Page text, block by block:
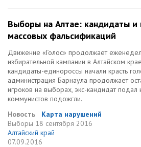
Выборы на Алтае: кандидаты и
массовых фальсификаций
Движение «Голос» продолжает
избирательной кампании в Алтайском
кандидаты-единороссы начали красть
администрация Барнаула продолжает
игроков на выборах, экс-кандидат подал
коммунистов подожгли.
Новость
Карта нарушений
Выборы 18 сентября 2016
Алтайский край
07.09.2016